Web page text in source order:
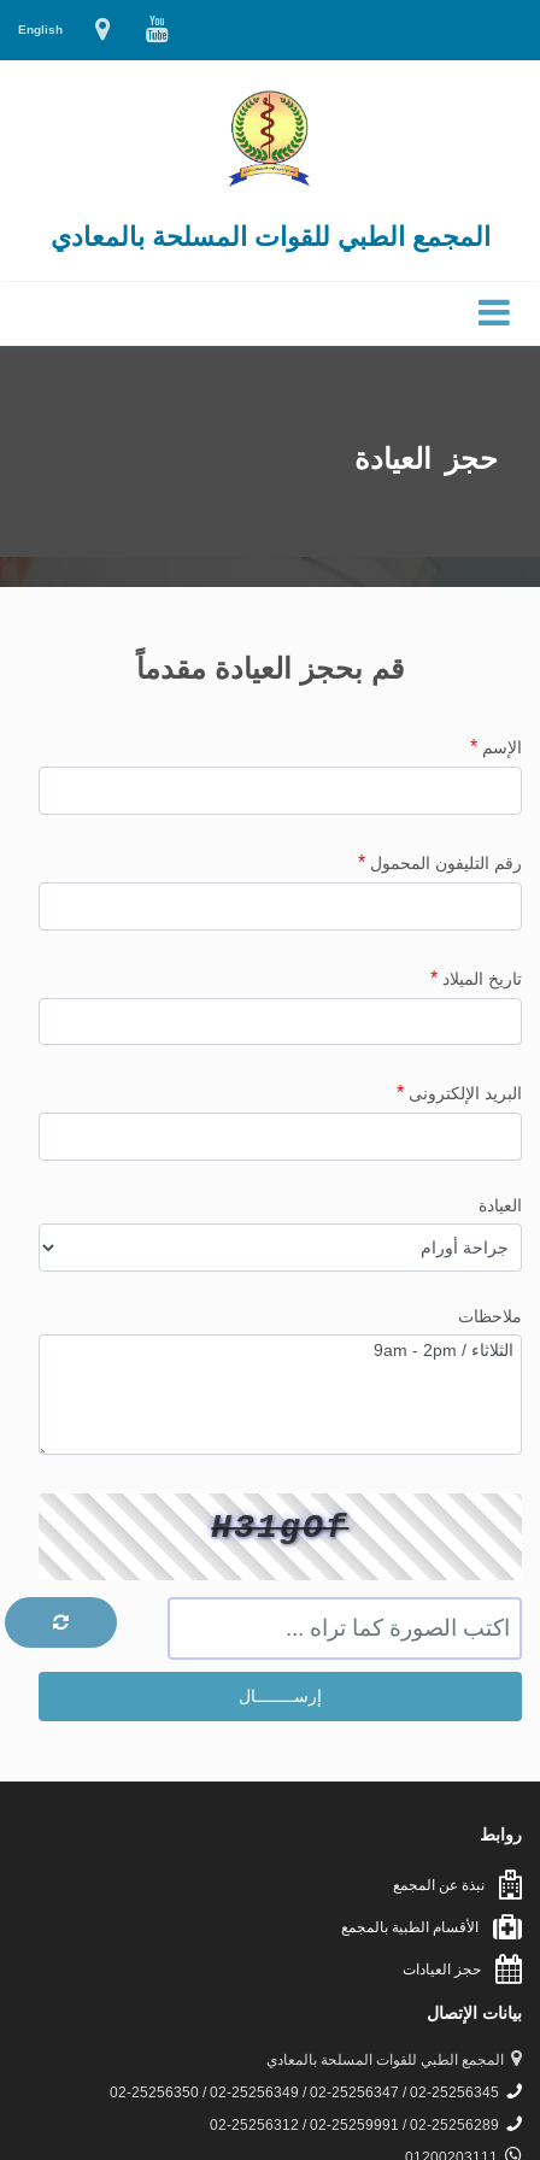
English
المجمع الطبي للقوات المسلحة بالمعادي
حجز العيادة
قم بحجز العيادة مقدماً
الإسم *
رقم التليفون المحمول *
تاريخ الميلاد *
البريد الإلكترونى *
العيادة
ملاحظات
H31gOf
روابط
نبذة عن المجمع
الأقسام الطبية بالمجمع
حجز العيادات
بيانات الإتصال
المجمع الطبي للقوات المسلحة بالمعادي